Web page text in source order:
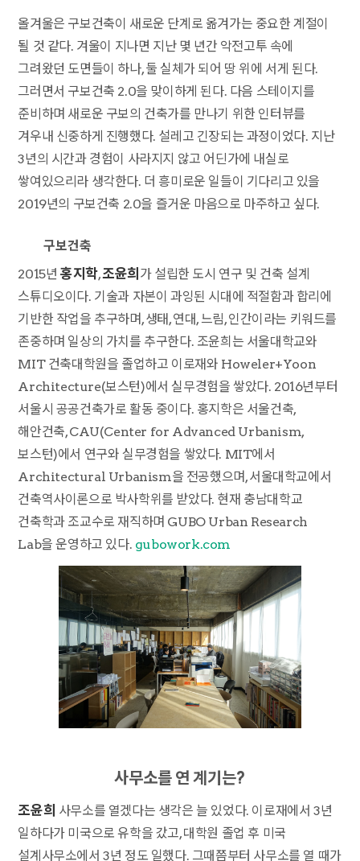
올겨울은 구보건축이 새로운 단계로 옮겨가는 중요한 계절이
될 것 같다. 겨울이 지나면 지난 몇 년간 악전고투 속에
그려왔던 도면들이 하나, 둘 실체가 되어 땅 위에 서게 된다.
그러면서 구보건축 2.0을 맞이하게 된다. 다음 스테이지를
준비하며 새로운 구보의 건축가를 만나기 위한 인터뷰를
겨우내 신중하게 진행했다. 설레고 긴장되는 과정이었다. 지난
3년의 시간과 경험이 사라지지 않고 어딘가에 내실로
쌓여있으리라 생각한다. 더 흥미로운 일들이 기다리고 있을
2019년의 구보건축 2.0을 즐거운 마음으로 마주하고 싶다.
구보건축
2015년홍지학,조윤희 가 설립한 도시 연구 및 건축 설계
스튜디오이다. 기술과 자본이 과잉된 시대에 적절함과 합리에
기반한 작업을 추구하며, 생태, 연대, 느림, 인간이라는 키워드를
존중하며 일상의 가치를 추구한다. 조윤희는 서울대학교와
MIT 건축대학원을 졸업하고 이로재와 Howeler+Yoon
Architecture(보스턴)에서 실무경험을 쌓았다. 2016년부터
서울시 공공건축가로 활동 중이다. 홍지학은 서울건축,
해안건축, CAU(Center for Advanced Urbanism,
보스턴)에서 연구와 실무경험을 쌓았다. MIT에서
Architectural Urbanism을 전공했으며, 서울대학교에서
건축역사이론으로 박사학위를 받았다. 현재 충남대학교
건축학과 조교수로 재직하며 GUBO Urban Research
Lab을 운영하고 있다. gubowork.com
사무소를 연 계기는?
조윤희 사무소를 열겠다는 생각은 늘 있었다. 이로재에서 3년
일하다가 미국으로 유학을 갔고, 대학원 졸업 후 미국
설계사무소에서 3년 정도 일했다. 그때쯤부터 사무소를 열 때가